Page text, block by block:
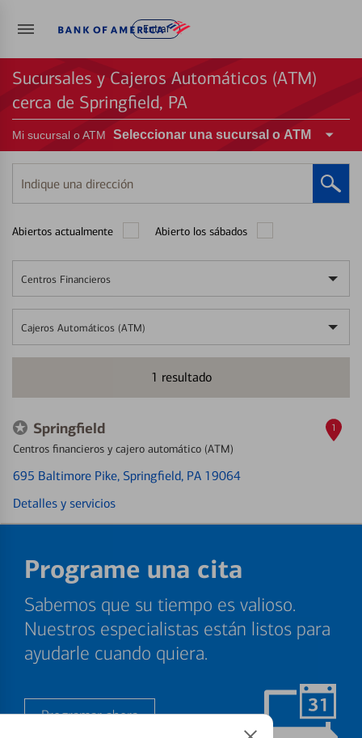
Entrar
Sucursales y Cajeros Automáticos (ATM)
cerca de Springfield, PA
Mi sucursal o ATM Seleccionar una sucursal o ATM
Indique
una
Abiertos actualmente Abierto los sábados
Centros Financieros
Cajeros Automáticos (ATM)
1 resultado
Springfield
Centros financieros y cajero automático (ATM)
695 Baltimore Pike, Springfield, PA 19064
Detalles y servicios
1
Programe una cita
Sabemos que su tiempo es valioso.
Nuestros especialistas están listos para
ayudarle cuando quiera.
Programar ahora